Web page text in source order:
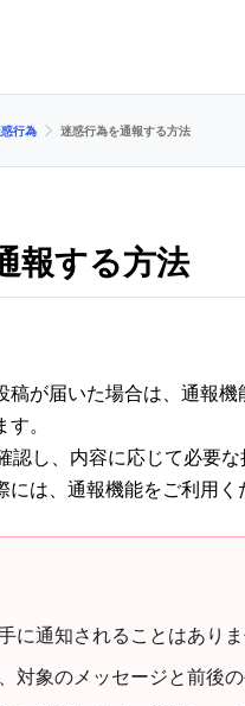
行為 迷惑行為を通報する方法
報する方法
稿が届いた場合は、通報
。
認し、内容に応じて必要な
は、通報機能をご利用く
に通知されることはありま
対象のメッセージと前後の